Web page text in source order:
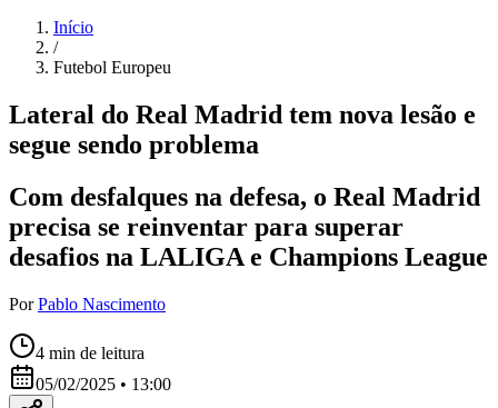
Início
/
Futebol Europeu
Lateral do Real Madrid tem nova lesão e
segue sendo problema
Com desfalques na defesa, o Real Madrid
precisa se reinventar para superar
desafios na LALIGA e Champions League
Por Pablo Nascimento
4 min de leitura
05/02/2025 • 13:00